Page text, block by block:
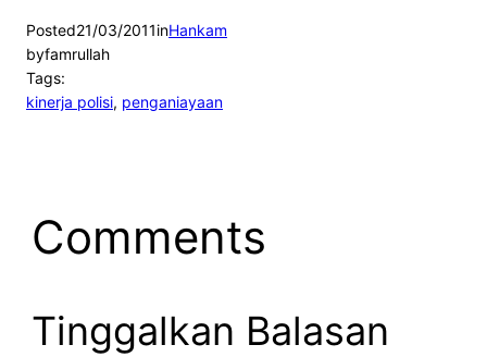
Posted21/03/2011inHankam
byfamrullah
Tags:
kinerja polisi, penganiayaan
Comments
Tinggalkan Balasan